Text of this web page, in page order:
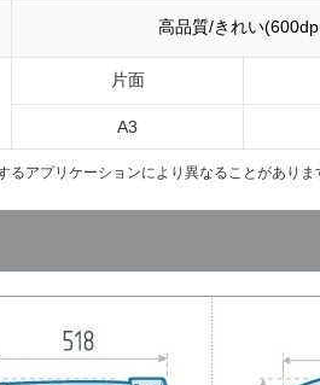
高品質/きれい
片面
A3
るアプリケーションにより異なることがありま